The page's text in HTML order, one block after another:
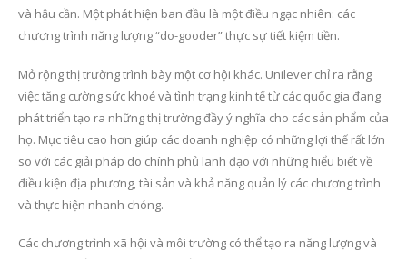
và hậu cần. Một phát hiện ban đầu là một điều ngạc nhiên: các
chương trình năng lượng “do-gooder” thực sự tiết kiệm tiền.
Mở rộng thị trường trình bày một cơ hội khác. Unilever chỉ ra rằng
việc tăng cường sức khoẻ và tình trạng kinh tế từ các quốc gia đang
phát triển tạo ra những thị trường đầy ý nghĩa cho các sản phẩm của
họ. Mục tiêu cao hơn giúp các doanh nghiệp có những lợi thế rất lớn
so với các giải pháp do chính phủ lãnh đạo với những hiểu biết về
điều kiện địa phương, tài sản và khả năng quản lý các chương trình
và thực hiện nhanh chóng.
Các chương trình xã hội và môi trường có thể tạo ra năng lượng và